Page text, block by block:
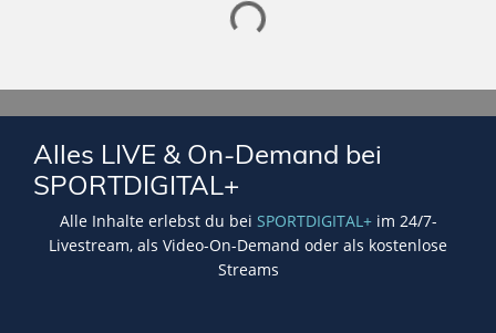
Lade SPORTDIGITAL+ Mediathek
Alles LIVE & On-Demand bei
SPORTDIGITAL+
Alle Inhalte erlebst du bei SPORTDIGITAL+im 24/7-
Livestream, als Video-On-Demand oder als kostenlose
Streams